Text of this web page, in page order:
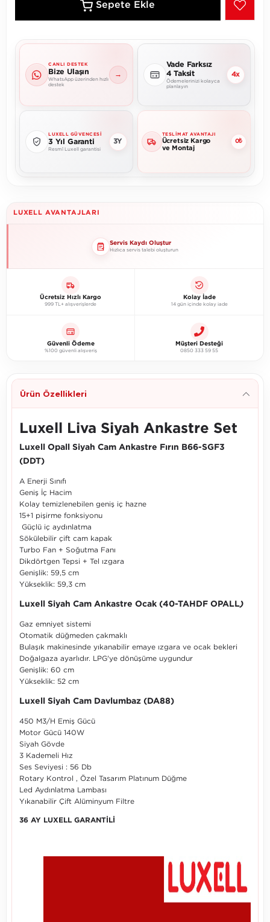
CANLI DESTEK
Bize Ulaşın
WhatsApp üzerinden hızlı
destek
→
Vade Farksız
4 Taksit
Ödemelerinizi kolayca
planlayın
4x
LUXELL GÜVENCESI
3 Yıl Garanti
Resmî Luxell garantisi
3Y
TESLIMAT AVANTAJI
Ücretsiz Kargo
ve Montaj
0₺
LUXELL AVANTAJLARI
Servis Kaydı Oluştur
Hızlıca servis talebi oluşturun
Ücretsiz Hızlı Kargo
999 TL+ alışverişlerde
Kolay İade
14 gün içinde kolay iade
Güvenli Ödeme
%100 güvenli alışveriş
Müşteri Desteği
0850 333 59 55
Ürün Özellikleri
Luxell Liva Siyah Ankastre Set
Luxell Opall Siyah Cam Ankastre Fırın B66-SGF3
(DDT)
A Enerji Sınıfı
Geniş İç Hacim
Kolay temizlenebilen geniş iç hazne
15+1 pişirme fonksiyonu
Güçlü iç aydınlatma
Sökülebilir çift cam kapak
Turbo Fan + Soğutma Fanı
Dikdörtgen Tepsi + Tel ızgara
Genişlik: 59,5 cm
Yükseklik: 59,3 cm
Luxell Siyah Cam Ankastre Ocak (40-TAHDF OPALL)
Gaz emniyet sistemi
Otomatik düğmeden çakmaklı
Bulaşık makinesinde yıkanabilir emaye ızgara ve ocak bekleri
Doğalgaza ayarlıdır. LPG'ye dönüşüme uygundur
Genişlik: 60 cm
Yükseklik: 52 cm
Luxell Siyah Cam Davlumbaz (DA88)
450 M3/H Emiş Gücü
Motor Gücü 140W
Siyah Gövde
3 Kademeli Hız
Ses Seviyesi : 56 Db
Rotary Kontrol , Özel Tasarım Platınum Düğme
Led Aydınlatma Lambası
Yıkanabilir Çift Alüminyum Filtre
36 AY LUXELL GARANTİLİ